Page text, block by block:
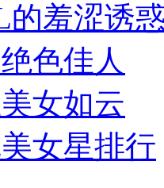
的羞涩诱
色佳人
女如云
女星排行